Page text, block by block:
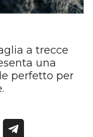
a trecce
una
perfetto per